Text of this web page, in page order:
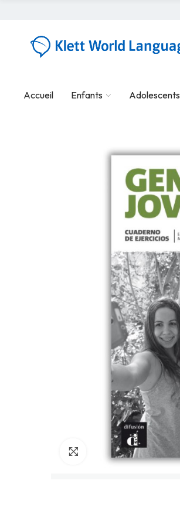
Accueil Enfants Adolescents
Cliquez pour agrandir